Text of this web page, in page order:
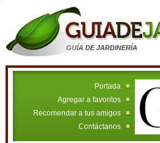
GUÍA DE JARDINERÍA
Portada
Agregar a favoritos
Recomendar a tus amigos
Contáctanos